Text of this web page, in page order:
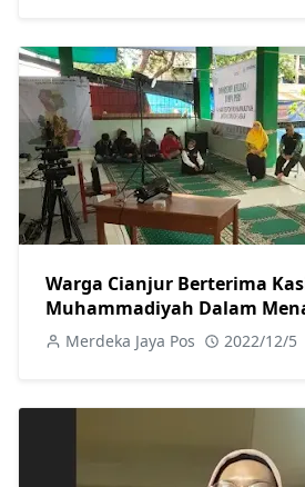
Warga Cianjur Berterima
Muhammadiyah Dalam
Gempa
Merdeka Jaya Pos 2022/12/5